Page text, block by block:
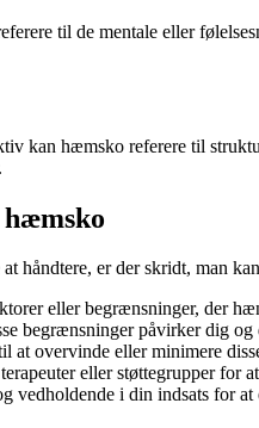
til de mentale eller
kan hæmsko referere til
håndtere, er der skridt, man
eller begrænsninger, der
begrænsninger påvirker dig og
at overvinde eller minimere
eller støttegrupper for
vedholdende i din indsats for